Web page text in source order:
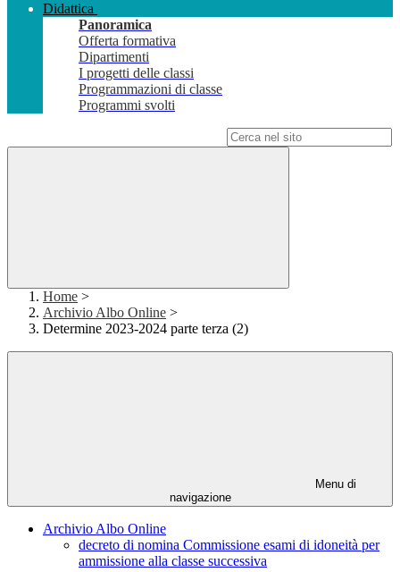
Didattica
Panoramica
Offerta formativa
Dipartimenti
I progetti delle classi
Programmazioni di classe
Programmi svolti
Home >
Archivio Albo Online >
Determine 2023-2024 parte terza (2)
Menu di
navigazione
Archivio Albo Online
decreto di nomina Commissione esami di idoneità per
ammissione alla classe successiva